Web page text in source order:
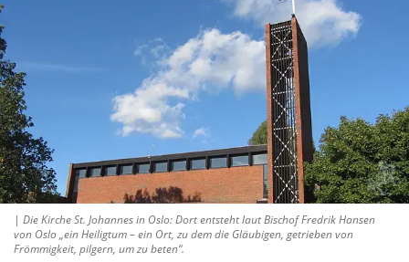
| Die Kirche St. Johannes in Oslo: Dort entsteht laut Bischof Fredrik Hansen
von Oslo „ein Heiligtum – ein Ort, zu dem die Gläubigen, getrieben von
Frömmigkeit, pilgern, um zu beten“.